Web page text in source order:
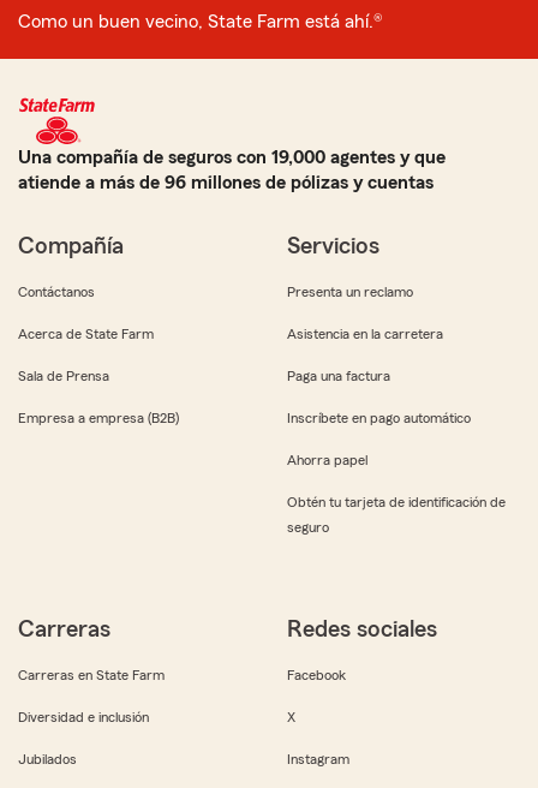
Como un buen vecino, State Farm está ahí.®
Una compañía de seguros con 19,000 agentes y que
atiende a más de 96 millones de pólizas y cuentas
Compañía
Contáctanos
Acerca de State Farm
Sala de Prensa
Empresa a empresa (B2B)
Servicios
Presenta un reclamo
Asistencia en la carretera
Paga una factura
Inscríbete en pago automático
Ahorra papel
Obtén tu tarjeta de identificación de
seguro
Carreras
Carreras en State Farm
Diversidad e inclusión
Jubilados
Redes sociales
Facebook
X
Instagram